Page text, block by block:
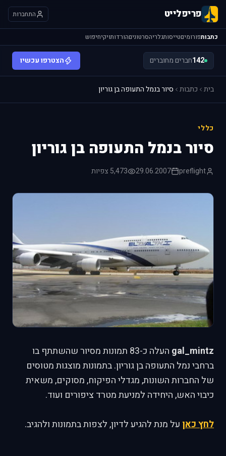
פריפלייט התחברות
כתבותפורומיםטייסותגלריהסרטוניםהורדותויקיחיפוש
142חברים מחוברים הצטרפו עכשיו
בית כתבות סיור בנמל התעופה בן גוריון
כללי
סיור בנמל התעופה בן גוריון
preflight
29.06.2007 5,473 צפיות
gal_mintz
העלה כ-83 תמונות מסיור שהשתתף בו
ברחבי נמל התעופה בן גוריון. בתמונות מוצגות מטוסים
של החברות השונות, מגדלי הפיקוח, מסוקים, משאית
כיבוי האש, היחידה למניעת מטרד ציפורים ועוד.
לחץ כאן על מנת להגיע לדיון, לצפות בתמונות ולהגיב.